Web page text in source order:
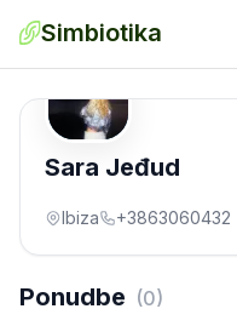
Simbiotika
Sara Jeđud
Ibiza +3863060432
Ponudbe (0)